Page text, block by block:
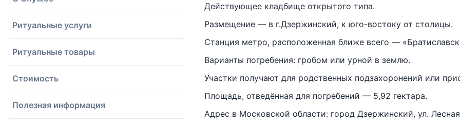
Ритуальные услуги
Ритуальные товары
Стоимость
Полезная информация
Действующее кладбище открытого типа.
Размещение — в г.Дзержинский, к юго-востоку от столицы.
Станция метро, расположенная ближе всего —
Варианты погребения: гробом или урной в землю.
Участки получают для родственных подзахоронений или
Площадь, отведённая для погребений — 5,92 гектара.
Адрес в Московской области: город Дзержинский, ул.